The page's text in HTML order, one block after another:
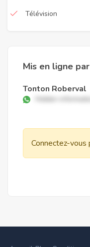
Télévision
Mis en ligne par
Tonton Roberval
Connectez-vous